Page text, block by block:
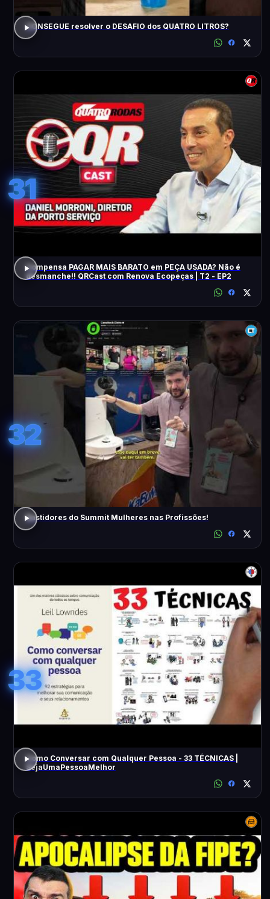
CONSEGUE resolver o DESAFIO dos QUATRO LITROS?
31
Compensa PAGAR MAIS BARATO em PEÇA USADA? Não é
desmanche!! QRCast com Renova Ecopeças | T2 - EP2
32
Bastidores do Summit Mulheres nas Profissões!
33
Como Conversar com Qualquer Pessoa - 33 TÉCNICAS |
SejaUmaPessoaMelhor